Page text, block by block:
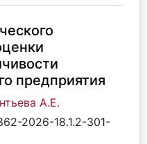
предприятия
А.Е.
2026-18.1.2-301-